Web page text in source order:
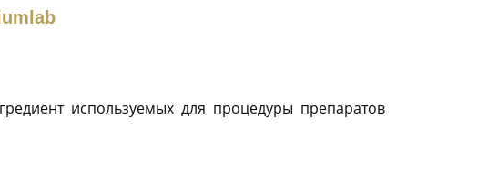
используемых для процедуры препаратов